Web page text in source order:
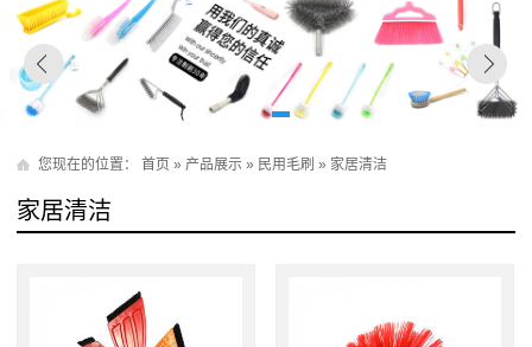
您现在的位置： 首页 » 产品展示 » 民用毛刷 » 家居清洁
家居清洁